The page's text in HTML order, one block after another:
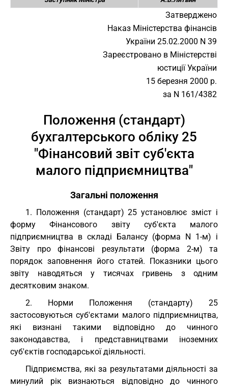
Затверджено
Наказ Міністерства фінансів
України 25.02.2000 N 39
Зареєстровано в Міністерстві
юстиції України
15 березня 2000 р.
за N 161/4382
Положення (стандарт)
бухгалтерського обліку 25
"Фінансовий звіт суб'єкта
малого підприємництва"
Загальні положення
1. Положення (стандарт) 25 установлює зміст і
форму Фінансового звіту суб'єкта малого
підприємництва в складі Балансу (форма N 1-м) і
Звіту про фінансові результати (форма 2-м) та
порядок заповнення його статей. Показники цього
звіту наводяться у тисячах гривень з одним
десятковим знаком.
2. Норми Положення (стандарту) 25
застосовуються суб'єктами малого підприємництва,
які визнані такими відповідно до чинного
законодавства, і представництвами іноземних
суб'єктів господарської діяльності.
Підприємства, які за результатами діяльності за
минулий рік визнаються відповідно до чинного